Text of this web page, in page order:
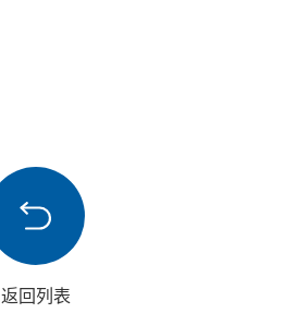
返回列表